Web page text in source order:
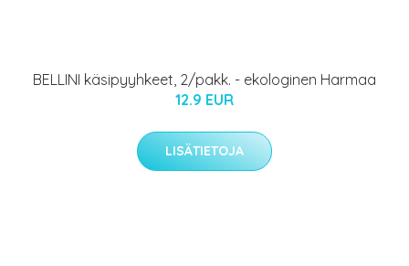
BELLINI käsipyyhkeet, 2/pakk. - ekologinen Harmaa
12.9 EUR
LISÄTIETOJA